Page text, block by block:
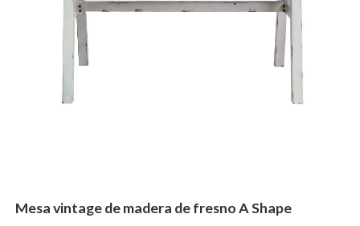
Mesa vintage de madera de fresno A Shape